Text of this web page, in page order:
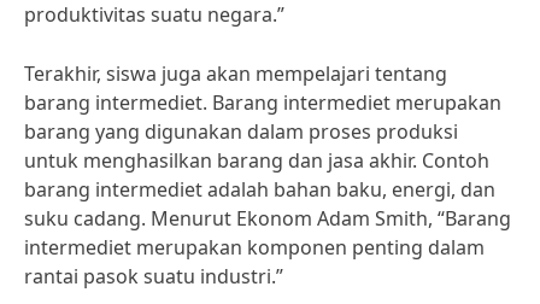
produktivitas suatu negara.”
Terakhir, siswa juga akan mempelajari tentang
barang intermediet. Barang intermediet merupakan
barang yang digunakan dalam proses produksi
untuk menghasilkan barang dan jasa akhir. Contoh
barang intermediet adalah bahan baku, energi, dan
suku cadang. Menurut Ekonom Adam Smith, “Barang
intermediet merupakan komponen penting dalam
rantai pasok suatu industri.”